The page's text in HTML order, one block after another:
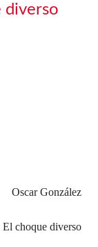
diverso
Oscar González
El choque diverso